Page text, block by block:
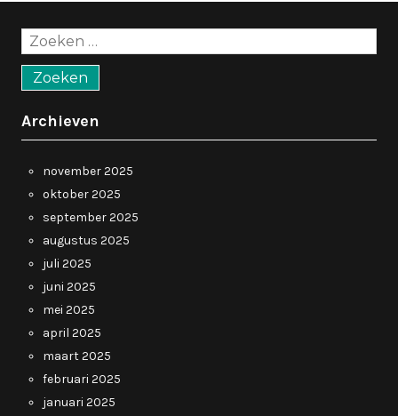
Zoeken
naar:
Archieven
november 2025
oktober 2025
september 2025
augustus 2025
juli 2025
juni 2025
mei 2025
april 2025
maart 2025
februari 2025
januari 2025